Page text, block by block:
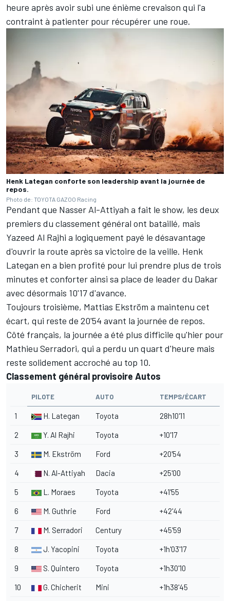
heure après avoir subi une énième crevaison qui l'a
contraint à patienter pour récupérer une roue.
Henk Lategan conforte son leadership avant la journée de
repos.
Photo de: TOYOTA GAZOO Racing
Pendant que Nasser Al-Attiyah a fait le show, les deux
premiers du classement général ont bataillé, mais
Yazeed Al Rajhi a logiquement payé le désavantage
d'ouvrir la route après sa victoire de la veille. Henk
Lategan en a bien profité pour lui prendre plus de trois
minutes et conforter ainsi sa place de leader du Dakar
avec désormais 10'17 d'avance.
Toujours troisième, Mattias Ekström a maintenu cet
écart, qui reste de 20'54 avant la journée de repos.
Côté français, la journée a été plus difficile qu'hier pour
Mathieu Serradori, qui a perdu un quart d'heure mais
reste solidement accroché au top 10.
Classement général provisoire Autos
PILOTE AUTO TEMPS/ÉCART
1 H. Lategan Toyota 28h10'11
2 Y. Al Rajhi Toyota +10'17
3 M. Ekström Ford +20'54
4 N. Al-Attiyah Dacia +25'00
5 L. Moraes Toyota +41'55
6 M. Guthrie Ford +42'44
7 M. Serradori Century +45'59
8 J. Yacopini Toyota +1h'03'17
9 S. Quintero Toyota +1h30'10
10 G. Chicherit Mini +1h38'45